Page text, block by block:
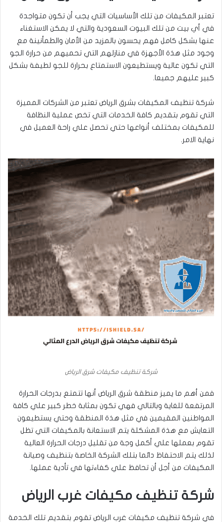
تعتبر المكيفات من تلك الأساسيات التي يجب أن تكون متواجدة
في أي بيت من تلك البيوت السعودية والتي لا يمكن الاستغناء
عنها بشكل كامل فهم يحسون بالمزيد من الأمان والطمأنينة مع
وجود مثل هذة الأجهزة في منازلهم التي تحميهم من حرارة الجو
التي تكون عالية ويستطيعون الاستمتاع بحرارة للجو لطيفة بشكل
كبير عليهم جميعا.
شركة تنظيف المكيفات بشرق الرياض تعتبر من الشركات المميزة
التي تقوم بتقديم كافة الخدمات التي تخص عملية النظافة
للمكيفات بمختلف أنواعها حتي تحصل علي راحة العميل في
نهاية الامر.
شركة تنظيف مكيفات شرق الرياض
فمن أهم ما يميز منطقة شرق الرياض أنها تتمتع بدرجات الحرارة
المرتفعة للغاية وبالتالي فهي تكون بمثابة خطر كبير علي كافة
المواطنين المقيمين في مثل هذة المنطقة وحتي يستطيعون
التعايش مع هذة المشكلة يتم الاستعانة بالمكيفات التي تظل
تقوم بعملها علي أكمل وجة من تقليل درجات الحرارة العالية
لذلك يتم الاحتفاظ دائما بتلك الشركة الخاصة بتنظيف وصيانة
المكيفات من أجل أن تحافظ علي كفاءتها في تأدية عملها.
شركة تنظيف مكيفات غرب الرياض
في شركة تنظيف مكيفات غرب الرياض تقوم بتقديم تلك الخدمة